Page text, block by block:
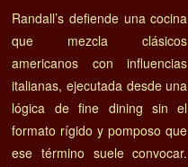
Randall’s defiende una cocina
que mezcla clásicos
americanos con influencias
italianas, ejecutada desde una
lógica de fine dining sin el
formato rígido y pomposo que
ese término suele convocar.